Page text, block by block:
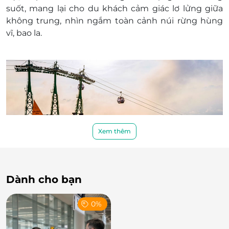
suốt, mang lại cho du khách cảm giác lơ lửng giữa
không trung, nhìn ngắm toàn cảnh núi rừng hùng
vĩ, bao la.
Khi ngồi trong cabin, bạn sẽ cảm nhận được sự tĩnh
lặng của thiên nhiên, nghe tiếng gió thổi nhẹ qua
tán cây, những dãy núi nối tiếp nhau xa tít tắp. Cảm
giác như mình đang hòa mình vào với đất trời, chạm
Xem thêm
Dành cho bạn
0%